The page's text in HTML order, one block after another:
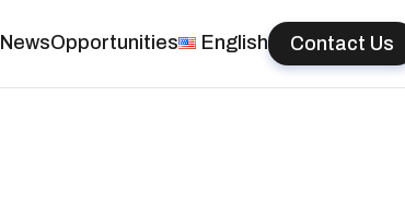
NewsOpportunities English Contact Us